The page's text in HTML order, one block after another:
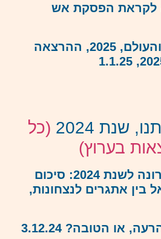
הפסקת אש
🔵 כלכלת ישראל והעולם, 2025, ההרצאה
שנת 2024
(כל
בערוץ)
🟧 ההרצאה האחרונה לשנת 2024: סיכום
בין אתגרים לנצחונות,
או הטובה? 3.12.24